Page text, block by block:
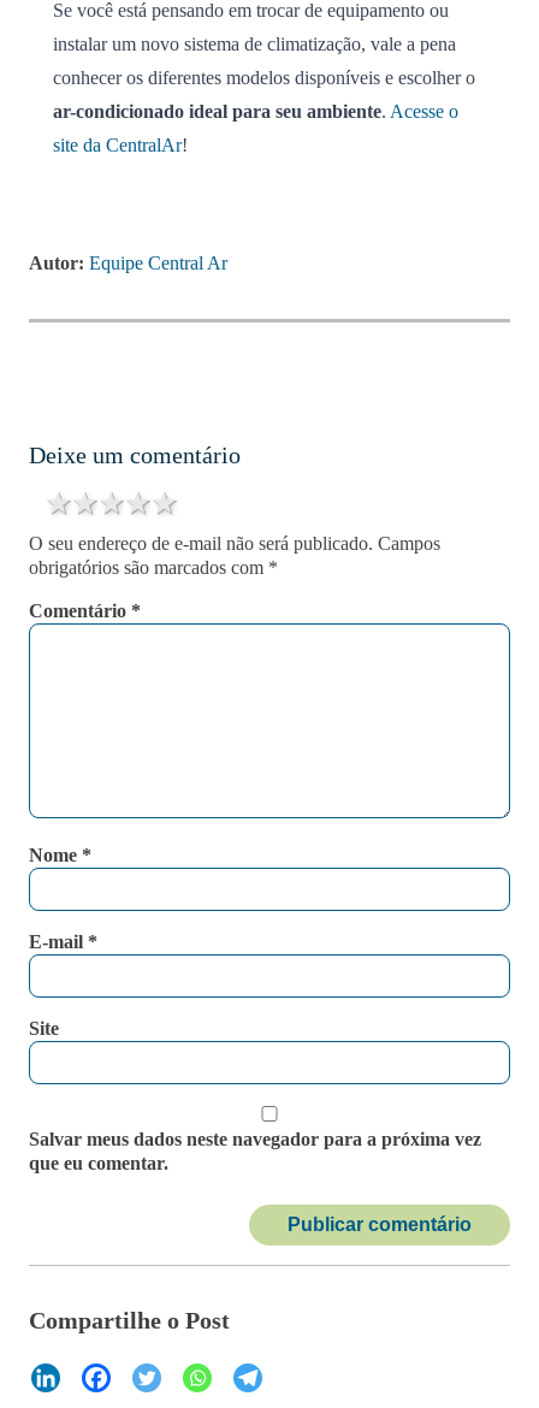
Se você está pensando em trocar de equipamento ou
instalar um novo sistema de climatização, vale a pena
conhecer os diferentes modelos disponíveis e escolher o
ar-condicionado ideal para seu ambiente. Acesse o
site da CentralAr!
Autor: Equipe Central Ar
Compartilhe o Post
Deixe um comentário
4 stars
3 stars
2 stars
1 star
O seu endereço de e-mail não será publicado. Campos
obrigatórios são marcados com *
Comentário *
Nome *
E-mail *
Site
Salvar meus dados neste navegador para a próxima vez
que eu comentar.